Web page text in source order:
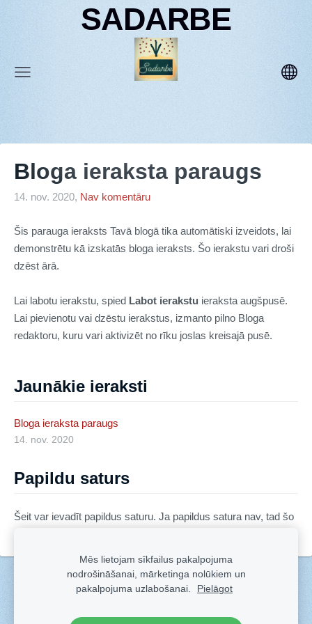
SADARBE
Jaunākie ieraksti
Bloga ieraksta paraugs
14. nov. 2020
Papildu saturs
Šeit var ievadīt papildus saturu. Ja papildus satura nav, tad šo
Bloga ieraksta paraugs
14. nov. 2020, Nav komentāru
Šis parauga ieraksts Tavā blogā tika automātiski izveidots, lai
demonstrētu kā izskatās bloga ieraksts. Šo ierakstu vari droši
dzēst ārā.
Lai labotu ierakstu, spied Labot ierakstu ieraksta augšpusē.
Lai pievienotu vai dzēstu ierakstus, izmanto pilno Bloga
redaktoru, kuru vari aktivizēt no rīku joslas kreisajā pusē.
Sīkdatnes
Veidots arSadarbe- labo mājas lapu ģeneratoru.
Mēs lietojam sīkfailus pakalpojuma
nodrošināšanai, mārketinga nolūkiem un
pakalpojuma uzlabošanai.
Pielāgot